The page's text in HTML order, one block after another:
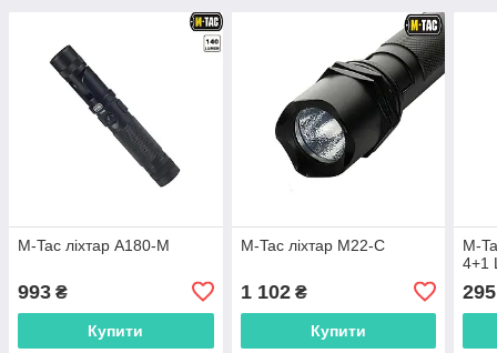
M-Tac ліхтар A180-M
993 ₴
Купити
M-Tac ліхтар M22-C
1 102₴
Купити
M-
4+1
295